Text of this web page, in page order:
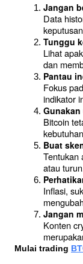
Jangan
Data
Tunggu
Lihat
dan
Pantau
Fokus
indikator
Bitcoin
Buat
Tentukan
atau
Inflasi,
Jangan
Konten
Mulai trading